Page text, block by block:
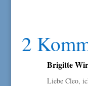
2
Brigitte
Liebe Cleo,